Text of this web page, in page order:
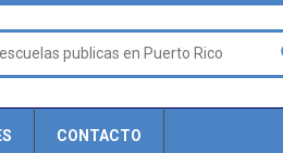
CONTACTO